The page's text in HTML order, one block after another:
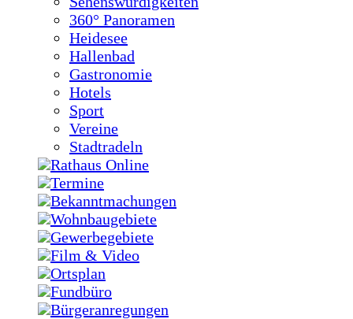
360° Panoramen
Heidesee
Hallenbad
Gastronomie
Hotels
Sport
Vereine
Stadtradeln
Rathaus Online
Termine
Bekanntmachungen
Wohnbaugebiete
Gewerbegebiete
Film & Video
Ortsplan
Fundbüro
Bürgeranregungen